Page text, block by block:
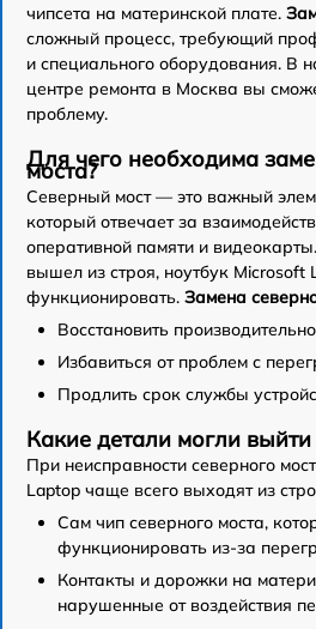
чипсета на материнской плате.
сложный процесс, требующий
и специального оборудования. В
центре ремонта в Москва вы
проблему.
Для чего необходима
моста?
Северный мост — это важный
который отвечает за
оперативной памяти и
вышел из строя, ноутбук Microsoft
функционировать. Замена
Восстановить
Избавиться от проблем с
Продлить срок службы
Какие детали могли выйти
При неисправности северного
Laptop чаще всего выходят из
Сам чип северного моста,
функционировать из-за
Контакты и дорожки на
нарушенные от воздействия